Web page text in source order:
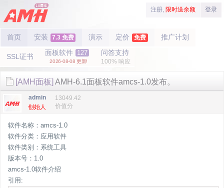
注册, 限时送余额 登录
首页 安装 7.3 免费 演示 定价 免费 推广计划
SSL证书 面板软件 127
2026-08-08 更新!
问答支持
100% 响应
[AMH面板] AMH-6.1面板软件amcs-1.0发布。
admin
创始人
13049.42
价值分
软件名称：amcs-1.0
软件分类：应用软件
软件类别：系统工具
版本号：1.0
amcs-1.0软件介绍
引用: